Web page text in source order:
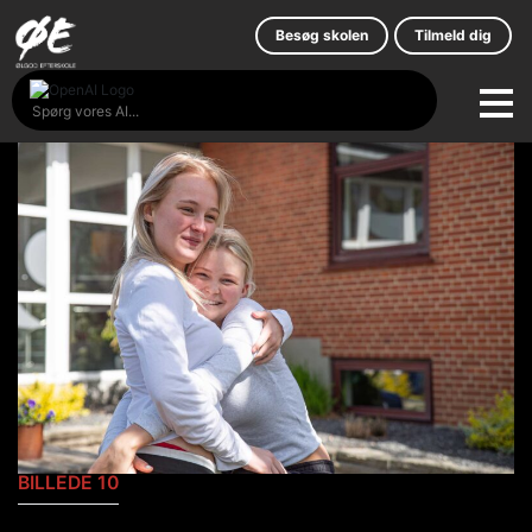
content
Besøg skolen Tilmeld dig
BILLEDE 10